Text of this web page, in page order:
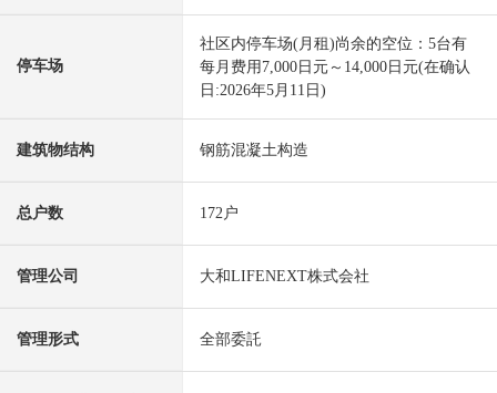
停车场
社区内停车场(月租)尚余的空位：5台有
每月费用7,000日元～14,000日元(在确认
日:2026年5月11日)
建筑物结构 钢筋混凝土构造
总户数 172户
管理公司 大和LIFENEXT株式会社
管理形式 全部委託